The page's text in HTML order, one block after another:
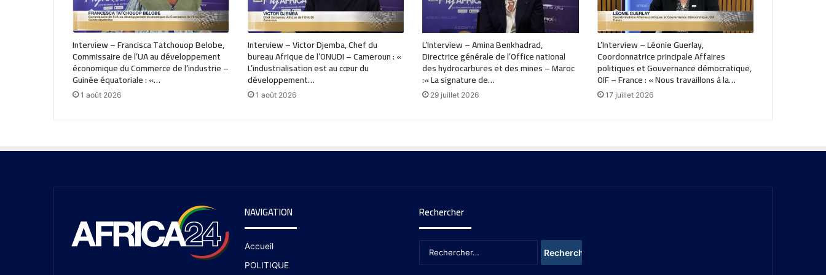
Interview – Francisca Tatchouop Belobe,
Commissaire de l’UA au développement
économique du Commerce de l’industrie –
Guinée équatoriale : «…
1 août 2026
Interview – Victor Djemba, Chef du
bureau Afrique de l’ONUDI – Cameroun : «
L’industrialisation est au cœur du
développement…
1 août 2026
L’Interview – Amina Benkhadrad,
Directrice générale de l’Office national
des hydrocarbures et des mines – Maroc
:« La signature de…
29 juillet 2026
L’Interview – Léonie Guerlay,
Coordonnatrice principale Affaires
politiques et Gouvernance démocratique,
OIF – France : « Nous travaillons à la…
17 juillet 2026
NAVIGATION
Accueil
POLITIQUE
Rechercher